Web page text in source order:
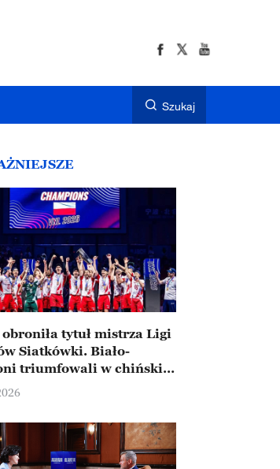
Szukaj
tytuł mistrza Ligi
Siatkówki. Biało-
triumfowali w chińskim